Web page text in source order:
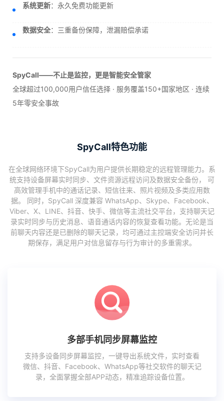
系统更新：永久免费功能更新
数据安全：三重备份保障，泄漏赔偿承诺
SpyCall——不止是监控，更是智能安全管家
全球超过100,000用户信任选择 · 服务覆盖150+国家地区 · 连续
5年零安全事故
SpyCall特色功能
在全球网络环境下SpyCall为用户提供长期稳定的远程管理能力。系
统支持设备屏幕实时同步、文件资源远程访问及数据安全备份， 可
高效管理手机中的通话记录、短信往来、照片视频及多类应用数
据。 同时，SpyCall 深度兼容 WhatsApp、Skype、Facebook、
Viber、X、LINE、抖音、快手、微信等主流社交平台，支持聊天记
录实时同步与历史消息、语音通话内容的恢复查看功能。无论是当
前聊天内容还是已删除的聊天记录，均可通过主控端安全访问并长
期保存，满足用户对信息留存与行为审计的多重需求。
多部手机同步屏幕监控
支持多设备同步屏幕监控，一键导出系统文件，实时查看
微信、抖音、Facebook、WhatsApp等社交软件的聊天记
录，全面掌握全部APP动态，精准追踪设备位置。